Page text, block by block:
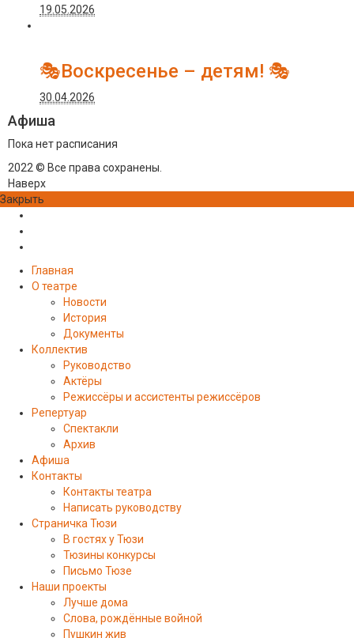
19.05.2026
🎭Воскресенье – детям! 🎭
30.04.2026
Афиша
Пока нет расписания
2022 © Все права сохранены.
Наверх
Закрыть
Главная
О театре
Новости
История
Документы
Коллектив
Руководство
Актёры
Режиссёры и ассистенты режиссёров
Репертуар
Спектакли
Архив
Афиша
Контакты
Контакты театра
Написать руководству
Страничка Тюзи
В гостях у Тюзи
Тюзины конкурсы
Письмо Тюзе
Наши проекты
Лучше дома
Слова, рождённые войной
Пушкин жив